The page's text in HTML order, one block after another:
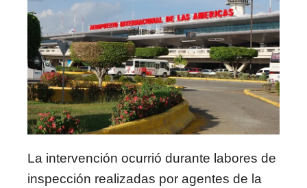
La intervención ocurrió durante labores de
inspección realizadas por agentes de la